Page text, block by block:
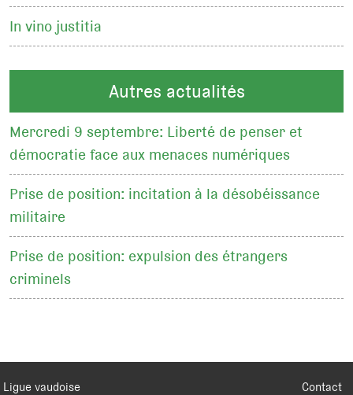
In vino justitia
Autres actualités
Mercredi 9 septembre: Liberté de penser et
démocratie face aux menaces numériques
Prise de position: incitation à la désobéissance
militaire
Prise de position: expulsion des étrangers
criminels
Contact
Ligue vaudoise